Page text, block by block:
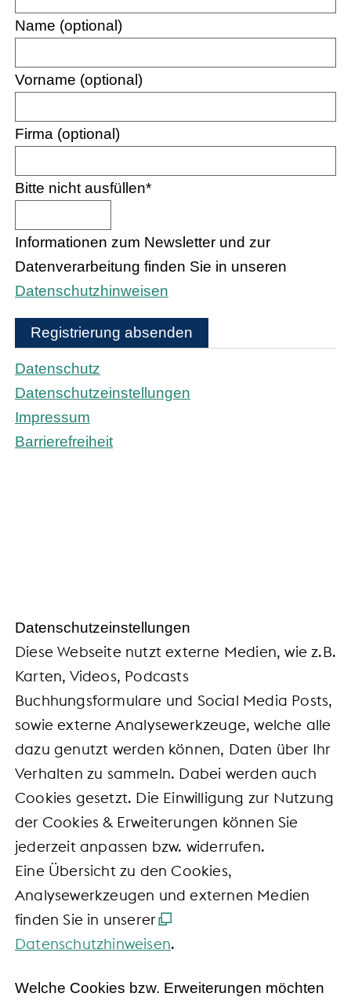
Name (optional)
Vorname (optional)
Firma (optional)
Bitte nicht ausfüllen*
Informationen zum Newsletter und zur
Datenverarbeitung finden Sie in unseren
Datenschutzhinweisen
Registrierung absenden
Datenschutz
Datenschutzeinstellungen
Impressum
Barrierefreiheit
Daten­schutz­ein­stel­lun­gen
Diese Webseite nutzt externe Medien, wie z.B.
Karten, Videos, Podcasts
Buchhungsformulare und Social Media Posts,
sowie externe Analysewerkzeuge, welche alle
dazu genutzt werden können, Daten über Ihr
Verhalten zu sammeln. Dabei werden auch
Cookies gesetzt. Die Einwilligung zur Nutzung
der Cookies & Erweiterungen können Sie
jederzeit anpassen bzw. widerrufen.
Eine Übersicht zu den Cookies,
Analysewerkzeugen und externen Medien
finden Sie in unserer
Datenschutzhinweisen.
Welche Cookies bzw. Erweiterungen möchten